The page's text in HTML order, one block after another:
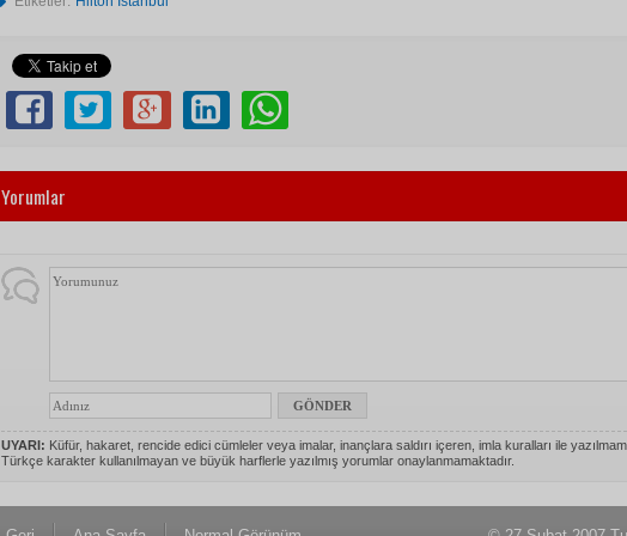
Yorumlar
UYARI: Küfür, hakaret, rencide edici cümleler veya imalar, inançlara saldırı içeren, imla kuralları ile
Türkçe karakter kullanılmayan ve büyük harflerle yazılmış yorumlar onaylanmamaktadır.